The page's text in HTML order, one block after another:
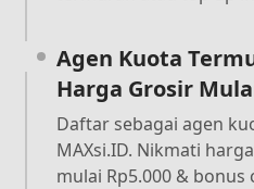
Agen Kuota
Harga Grosir
Daftar sebagai agen
MAXsi.ID. Nikmati
mulai Rp5.000 & bonus